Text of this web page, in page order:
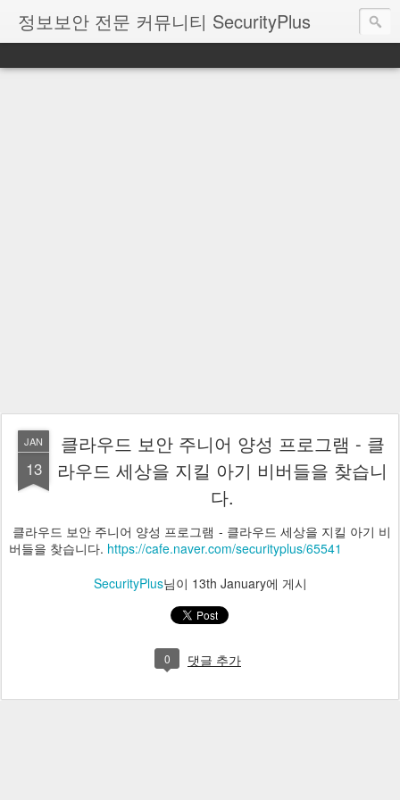
정보보안 전문 커뮤니티 SecurityPlus
JAN
13
클라우드 보안 주니어 양성 프로그램 - 클
라우드 세상을 지킬 아기 비버들을 찾습니
다.
클라우드 보안 주니어 양성 프로그램 - 클라우드 세상을 지킬 아기 비
버들을 찾습니다. https://cafe.naver.com/securityplus/65541
SecurityPlus님이 13th January에 게시
0 댓글 추가